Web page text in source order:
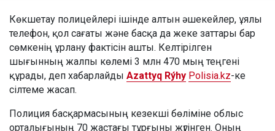
Көкшетау полицейлері ішінде алтын әшекейлер, ұялы
телефон, қол сағаты және басқа да жеке заттары бар
сөмкенің ұрлану фактісін ашты. Келтірілген
шығынның жалпы көлемі 3 млн 470 мың теңгені
құрады, деп хабарлайды Azattyq Rýhy Polisia.kz-ке
сілтеме жасап.
Полиция басқармасының кезекші бөліміне облыс
орталығының 70 жастағы тұрғыны жүгінген. Оның